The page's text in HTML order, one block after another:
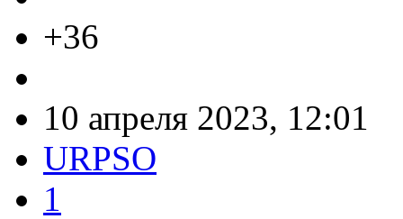
+36
10 апреля 2023, 12:01
URPSO
1